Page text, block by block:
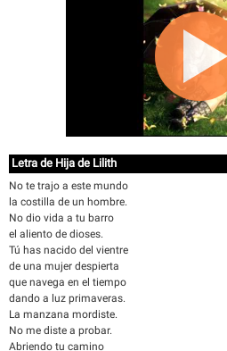
Letra de Hija de Lilith
No te trajo a este mundo
la costilla de un hombre.
No dio vida a tu barro
el aliento de dioses.
Tú has nacido del vientre
de una mujer despierta
que navega en el tiempo
dando a luz primaveras.
La manzana mordiste.
No me diste a probar.
Abriendo tu camino